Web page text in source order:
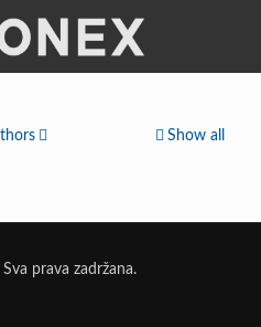
Show all
prava zadržana.